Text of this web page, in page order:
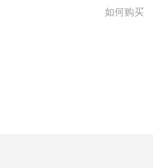
如何购买